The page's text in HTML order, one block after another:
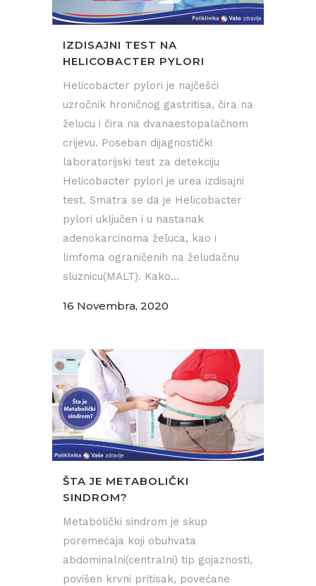
IZDISAJNI TEST NA
HELICOBACTER PYLORI
Helicobacter pylori je najčešći
uzročnik hroničnog gastritisa, čira na
želucu i čira na dvanaestopalačnom
crijevu. Poseban dijagnostički
laboratorijski test za detekciju
Helicobacter pylori je urea izdisajni
test. Smatra se da je Helicobacter
pylori uključen i u nastanak
adenokarcinoma želuca, kao i
limfoma ograničenih na želudačnu
sluznicu(MALT). Kako...
16 Novembra, 2020
ŠTA JE METABOLIČKI
SINDROM?
Metabolički sindrom je skup
poremećaja koji obuhvata
abdominalni(centralni) tip gojaznosti,
povišen krvni pritisak, povećane